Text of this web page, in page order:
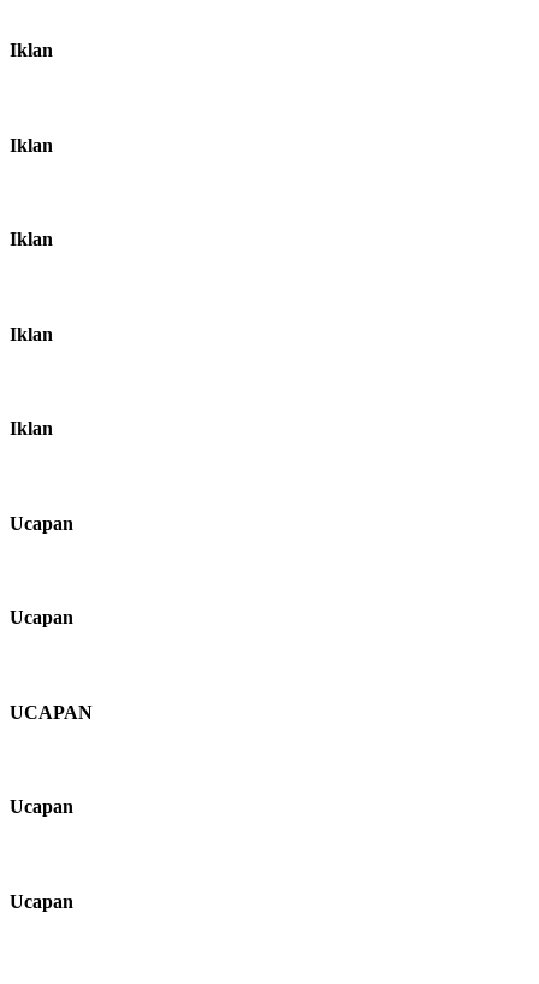
Iklan
Iklan
Iklan
Iklan
Iklan
Ucapan
Ucapan
UCAPAN
Ucapan
Ucapan